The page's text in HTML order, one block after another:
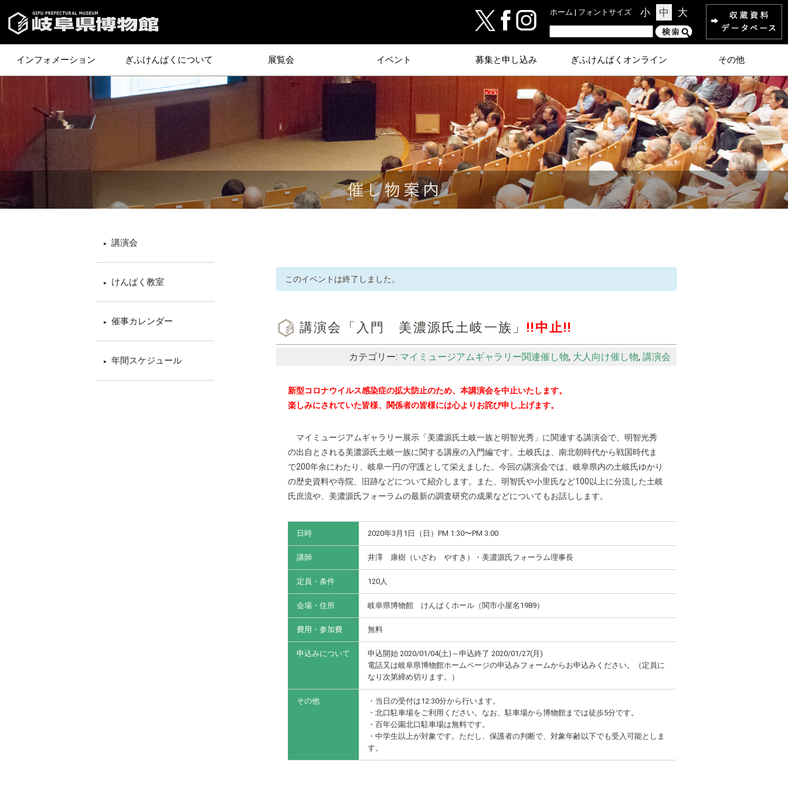
インフォメーション ぎふけんぱくについて 展覧会 イベント 募集と申し込み ぎふけんぱくオンライン その他
ホーム | フォントサイズ 小 中 大
このイベントは終了しました。
講演会「入門 美濃源氏土岐一族」 !!中止!!
カテゴリー: マイミュージアムギャラリー関連催し物, 大人向け催し物, 講演会
新型コロナウイルス感染症の拡大防止のため、本講演会を中止いたします。
楽しみにされていた皆様、関係者の皆様には心よりお詫び申し上げます。
マイミュージアムギャラリー展示「美濃源氏土岐一族と明智光秀」に関連する講演会で、明智光秀
の出自とされる美濃源氏土岐一族に関する講座の入門編です。土岐氏は、南北朝時代から戦国時代ま
で200年余にわたり、岐阜一円の守護として栄えました。今回の講演会では、岐阜県内の土岐氏ゆかり
の歴史資料や寺院、旧跡などについて紹介します。また、明智氏や小里氏など100以上に分流した土岐
氏庶流や、美濃源氏フォーラムの最新の調査研究の成果などについてもお話しします。
日時 2020年3月1日（日）PM 1:30〜PM 3:00
講師 井澤 康樹（いざわ やすき）・美濃源氏フォーラム理事長
定員・条件 120人
会場・住所 岐阜県博物館 けんぱくホール（関市小屋名1989）
費用・参加費 無料
申込みについて
申込開始 2020/01/04(土)～申込終了 2020/01/27(月)
電話又は岐阜県博物館ホームページの申込みフォームからお申込みください。（定員に
なり次第締め切ります。）
その他
・当日の受付は12:30分から行います。
・北口駐車場をご利用ください。なお、駐車場から博物館までは徒歩5分です。
・百年公園北口駐車場は無料です。
・中学生以上が対象です。ただし、保護者の判断で、対象年齢以下でも受入可能としま
す。
講演会
けんぱく教室
催事カレンダー
年間スケジュール